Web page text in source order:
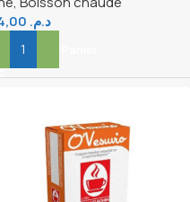
د.م.
Ajouter Au Panier